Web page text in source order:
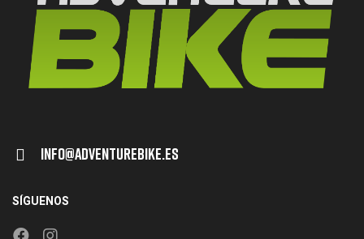
Info@adventurebike.es
SÍGUENOS